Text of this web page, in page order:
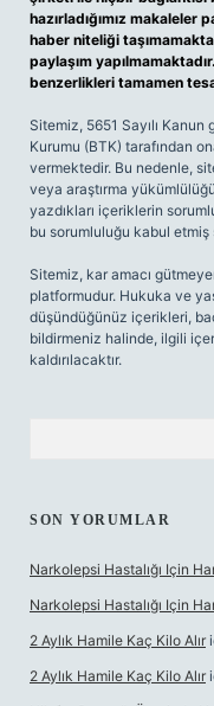
hazırladığımız makaleler
haber niteliği
paylaşım
benzerlikleri tamamen
Sitemiz, 5651 Sayılı
Kurumu (BTK) tarafından
vermektedir. Bu nedenle,
veya araştırma
yazdıkları içeriklerin
bu sorumluluğu kabul etmiş
Sitemiz, kar amacı
platformudur. Hukuka ve
düşündüğünüz içerikleri,
bildirmeniz halinde, ilgili
kaldırılacaktır.
SON YORUMLAR
Narkolepsi Hastalığı Için
Narkolepsi Hastalığı Için
2 Aylık Hamile Kaç Kilo Alır
2 Aylık Hamile Kaç Kilo Alır